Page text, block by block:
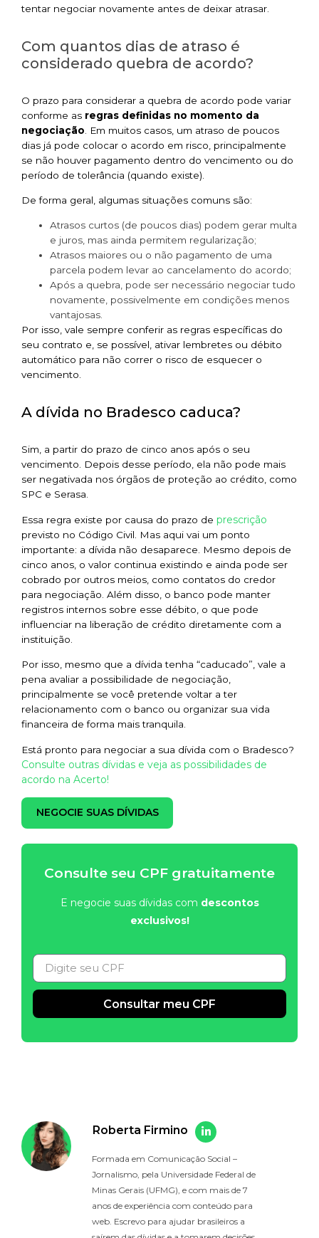
tentar negociar novamente antes de deixar atrasar.
Com quantos dias de atraso é
considerado quebra de acordo?
O prazo para considerar a quebra de acordo pode variar
conforme as regras definidas no momento da
negociação . Em muitos casos, um atraso de poucos
dias já pode colocar o acordo em risco, principalmente
se não houver pagamento dentro do vencimento ou do
período de tolerância (quando existe).
De forma geral, algumas situações comuns são:
Atrasos curtos (de poucos dias) podem gerar multa
e juros, mas ainda permitem regularização;
Atrasos maiores ou o não pagamento de uma
parcela podem levar ao cancelamento do acordo;
Após a quebra, pode ser necessário negociar tudo
novamente, possivelmente em condições menos
vantajosas.
Por isso, vale sempre conferir as regras específicas do
seu contrato e, se possível, ativar lembretes ou débito
automático para não correr o risco de esquecer o
vencimento.
A dívida no Bradesco caduca?
Sim, a partir do prazo de cinco anos após o seu
vencimento. Depois desse período, ela não pode mais
ser negativada nos órgãos de proteção ao crédito, como
SPC e Serasa.
Essa regra existe por causa do prazo de prescrição
previsto no Código Civil. Mas aqui vai um ponto
importante: a dívida não desaparece. Mesmo depois de
cinco anos, o valor continua existindo e ainda pode ser
cobrado por outros meios, como contatos do credor
para negociação. Além disso, o banco pode manter
registros internos sobre esse débito, o que pode
influenciar na liberação de crédito diretamente com a
instituição.
Por isso, mesmo que a dívida tenha “caducado”, vale a
pena avaliar a possibilidade de negociação,
principalmente se você pretende voltar a ter
relacionamento com o banco ou organizar sua vida
financeira de forma mais tranquila.
Está pronto para negociar a sua dívida com o Bradesco?
Consulte outras dívidas e veja as possibilidades de
acordo na Acerto!
NEGOCIE SUAS DÍVIDAS
Consulte seu CPF gratuitamente
E negocie suas dívidas com descontos
exclusivos!
Consultar meu CPF
Roberta Firmino
Formada em Comunicação Social –
Jornalismo, pela Universidade Federal de
Minas Gerais (UFMG), e com mais de 7
anos de experiência com conteúdo para
web. Escrevo para ajudar brasileiros a